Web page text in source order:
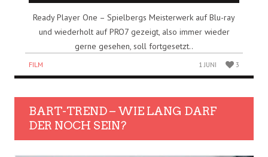
Ready Player One – Spielbergs Meisterwerk auf Blu-ray
und wiederholt auf PRO7 gezeigt, also immer wieder
gerne gesehen, soll fortgesetzt..
FILM 1 JUNI 3
BART-TREND – WIE LANG DARF
DER NOCH SEIN?